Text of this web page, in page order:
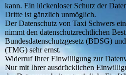
kann. Ein lückenloser Schutz der
Dritte ist gänzlich unmöglich.
Der Datenschutz von Taxi Schwers
nimmt den datenschutzrechtlichen
Bundesdatenschutzgesetz (BDSG)
(TMG) sehr ernst.
Widerruf Ihrer Einwilligung zur
Nur mit Ihrer ausdrücklichen